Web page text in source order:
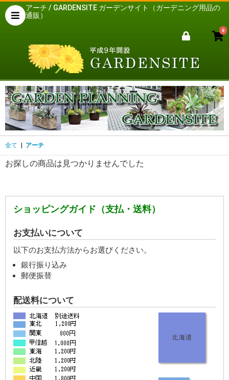
アーチ / GARDENSITE ガーデンサイト（ガーデニング用品の
通販）
0
全て アーチ
お探しの商品は見つかりませんでした
ショッピングガイド（支払・送料）
お支払いについて
以下のお支払方法からお選びください。
銀行振り込み
郵便振替
配送料について